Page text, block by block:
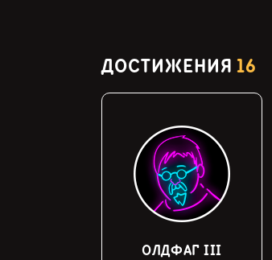
ДОСТИЖЕНИЯ 16
ОЛДФАГ III